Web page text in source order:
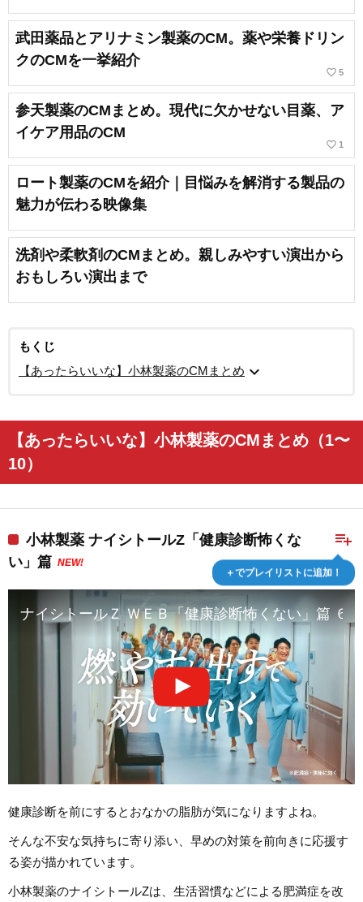
武田薬品とアリナミン製薬のCM。薬や栄養ドリン
クのCMを一挙紹介
favorite_border 5
参天製薬のCMまとめ。現代に欠かせない目薬、ア
イケア用品のCM
favorite_border 1
ロート製薬のCMを紹介｜目悩みを解消する製品の
魅力が伝わる映像集
洗剤や柔軟剤のCMまとめ。親しみやすい演出から
おもしろい演出まで
もくじ
【あったらいいな】小林製薬のCMまとめ expand_more
【あったらいいな】小林製薬のCMまとめ（1〜
10）
playlist_add
＋でプレイリストに追加！
小林製薬 ナイシトールZ「健康診断怖くな
い」篇 NEW!
ナイシトールＺ ＷＥＢ「健康診断怖くない」篇 ６
健康診断を前にするとおなかの脂肪が気になりますよね。
そんな不安な気持ちに寄り添い、早めの対策を前向きに応援す
る姿が描かれています。
小林製薬のナイシトールZは、生活習慣などによる肥満症を改